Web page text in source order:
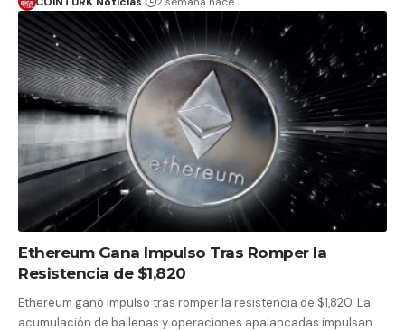
Ethereum Gana Impulso Tras Romper la
Resistencia de $1,820
Ethereum ganó impulso tras romper la resistencia de $1,820. La
acumulación de ballenas y operaciones apalancadas impulsan